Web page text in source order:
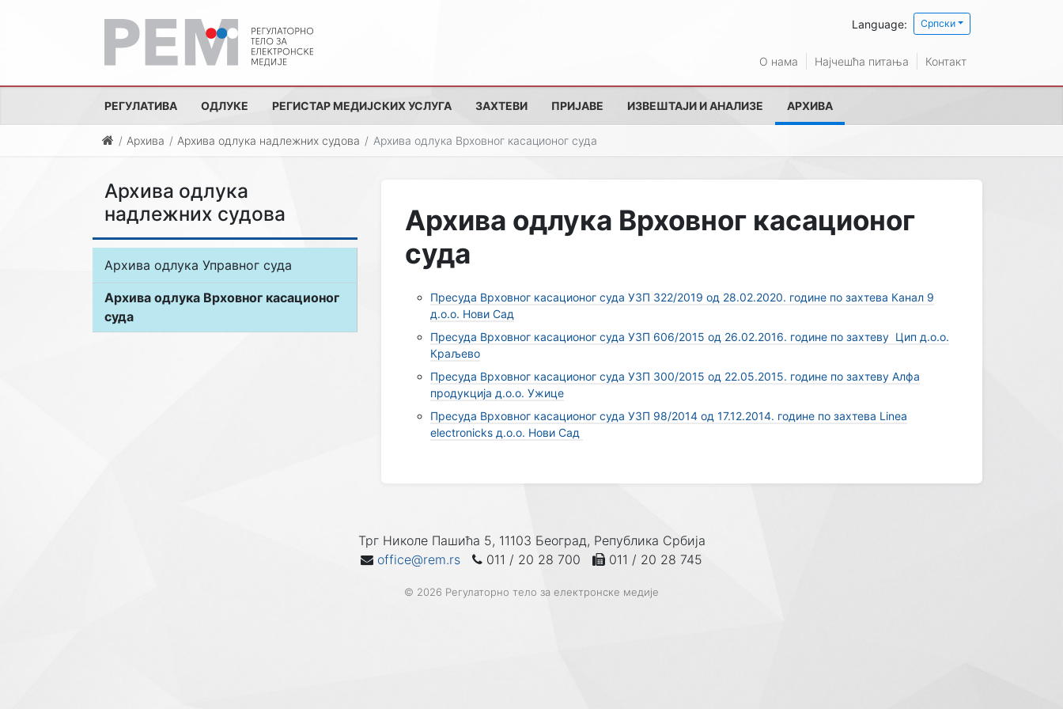
Language: Српски
О нама Најчешћа питања Контакт
РЕГУЛАТИВА ОДЛУКЕ РЕГИСТАР МЕДИЈСКИХ УСЛУГА ЗАХТЕВИ ПРИЈАВЕ ИЗВЕШТАЈИ И АНАЛИЗЕ АРХИВА
Архива Архива одлука надлежних судова Архива одлука Врховног касационог суда
Архива одлука
надлежних судова
Архива одлука Управног суда
Архива одлука Врховног касационог
суда
Архива одлука Врховног касационог
суда
Пресуда Врховног касационог суда УЗП 322/2019 од 28.02.2020. године по зaхтева Канал 9
д.о.о. Нови Сад
Пресуда Врховног касационог суда УЗП 606/2015 од 26.02.2016. године по захтеву Цип д.о.о.
Краљево
Пресуда Врховног касационог суда УЗП 300/2015 од 22.05.2015. године по захтеву Алфа
продукција д.о.о. Ужице
Пресуда Врховног касационог суда УЗП 98/2014 од 17.12.2014. године по зaхтева Linea
electronicks д.о.о. Нови Сад
Трг Николе Пашића 5, 11103 Београд, Република Србија
office@rem.rs
011 / 20 28 700 011 / 20 28 745
© 2026 Регулаторно тело за електронске медије